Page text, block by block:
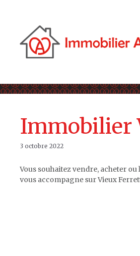
Immobilier
3 octobre 2022
Vous souhaitez vendre, acheter
vous accompagne sur Vieux